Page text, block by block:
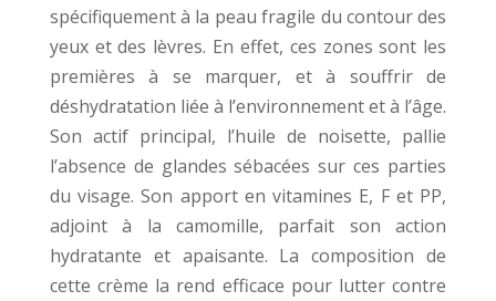
spécifiquement à la peau fragile du contour des
yeux et des lèvres. En effet, ces zones sont les
premières à se marquer, et à souffrir de
déshydratation liée à l’environnement et à l’âge.
Son actif principal, l’huile de noisette, pallie
l’absence de glandes sébacées sur ces parties
du visage. Son apport en vitamines E, F et PP,
adjoint à la camomille, parfait son action
hydratante et apaisante. La composition de
cette crème la rend efficace pour lutter contre